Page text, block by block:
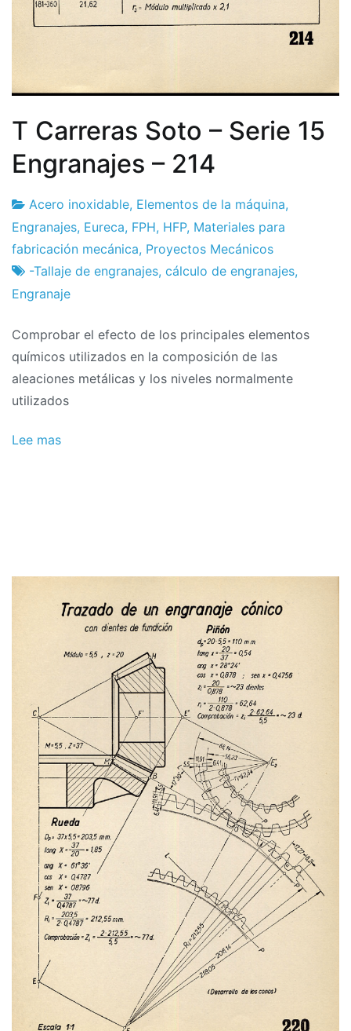
T Carreras Soto – Serie 15
Engranajes – 214
Fábrica
de
proyectos
2
de
marzo
a
Acero inoxidable, Elementos de la máquina,
Engranajes, Eureca, FPH, HFP, Materiales para
fabricación mecánica, Proyectos Mecánicos
-Tallaje de engranajes, cálculo de engranajes,
Engranaje
Comprobar el efecto de los principales elementos
químicos utilizados en la composición de las
aleaciones metálicas y los niveles normalmente
utilizados
Lee mas